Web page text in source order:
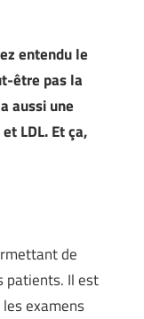
entendu le
être pas la
aussi une
LDL. Et ça,
de
patients. Il est
examens